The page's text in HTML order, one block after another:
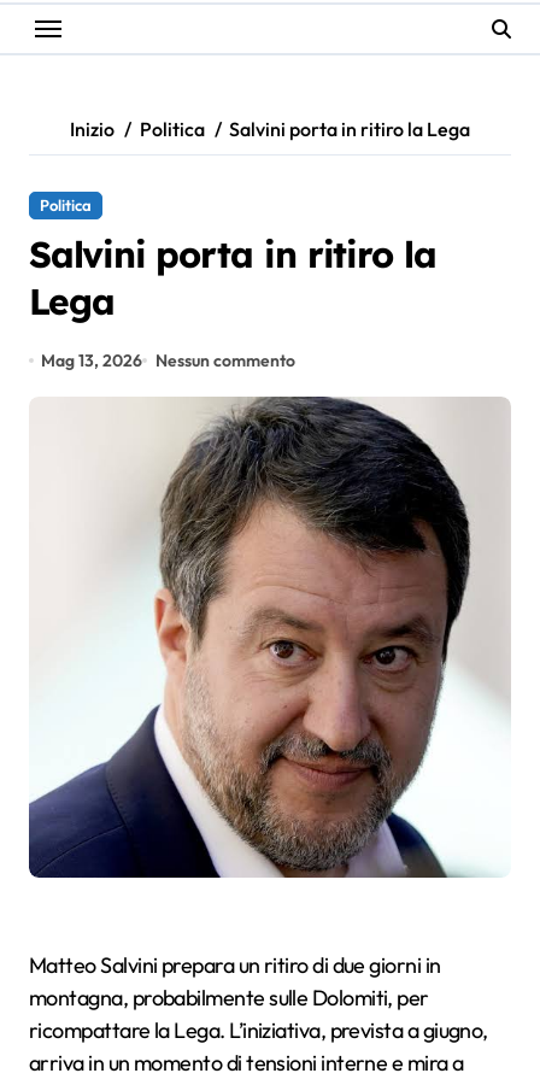
Inizio Politica Salvini porta in ritiro la Lega
Politica
Salvini porta in ritiro la
Lega
Mag 13, 2026 Nessun commento
Matteo Salvini prepara un ritiro di due giorni in
montagna, probabilmente sulle Dolomiti, per
ricompattare la Lega. L’iniziativa, prevista a giugno,
arriva in un momento di tensioni interne e mira a